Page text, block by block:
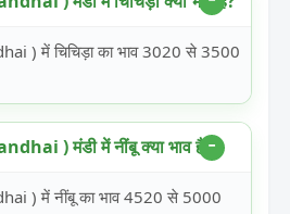
) में चिचिड़ा का भाव 3020 से 3500
) मंडी में नींबू क्या भाव है?
) में नींबू का भाव 4520 से 5000